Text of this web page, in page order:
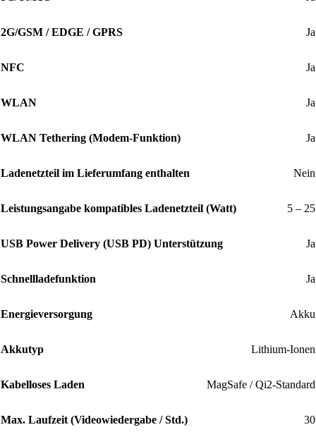
2G/GSM / EDGE / GPRS Ja
NFC Ja
WLAN Ja
WLAN Tethering (Modem-Funktion) Ja
Ladenetzteil im Lieferumfang enthalten Nein
Leistungsangabe kompatibles Ladenetzteil (Watt) 5 – 25
USB Power Delivery (USB PD) Unterstützung Ja
Schnellladefunktion Ja
Energieversorgung Akku
Akkutyp Lithium-Ionen
Kabelloses Laden MagSafe / Qi2-Standard
Max. Laufzeit (Videowiedergabe / Std.) 30